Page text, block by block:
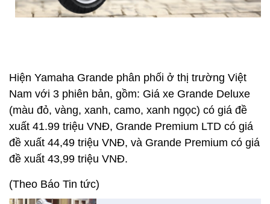
Hiện Yamaha Grande phân phối ở thị trường Việt
Nam với 3 phiên bản, gồm: Giá xe Grande Deluxe
(màu đỏ, vàng, xanh, camo, xanh ngọc) có giá đề
xuất 41.99 triệu VNĐ, Grande Premium LTD có giá
đề xuất 44,49 triệu VNĐ, và Grande Premium có giá
đề xuất 43,99 triệu VNĐ.
(Theo Báo Tin tức)